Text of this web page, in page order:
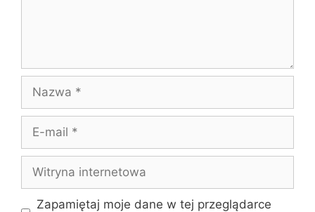
mail
internetowa
Zapamiętaj moje dane w tej przeglądarce